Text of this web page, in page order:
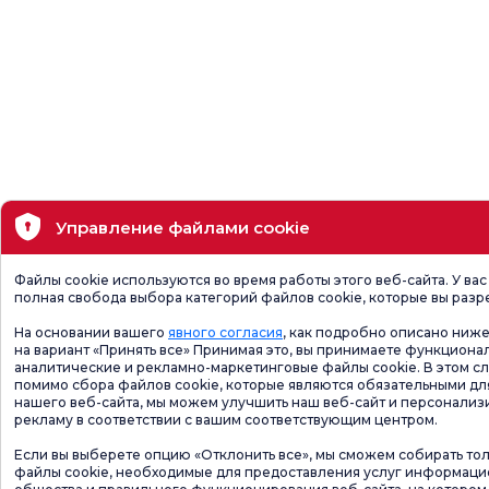
Управление файлами cookie
Файлы cookie используются во время работы этого веб-сайта. У вас
полная свобода выбора категорий файлов cookie, которые вы
На основании вашего явного согласия, как подробно описано
на вариант «Принять все» Принимая это, вы принимаете
аналитические и рекламно-маркетинговые файлы cookie. В этом
помимо сбора файлов cookie, которые являются обязательными
нашего веб-сайта, мы можем улучшить наш веб-сайт и
рекламу в соответствии с вашим соответствующим центром.
Если вы выберете опцию «Отклонить все», мы сможем собирать
файлы cookie, необходимые для предоставления услуг